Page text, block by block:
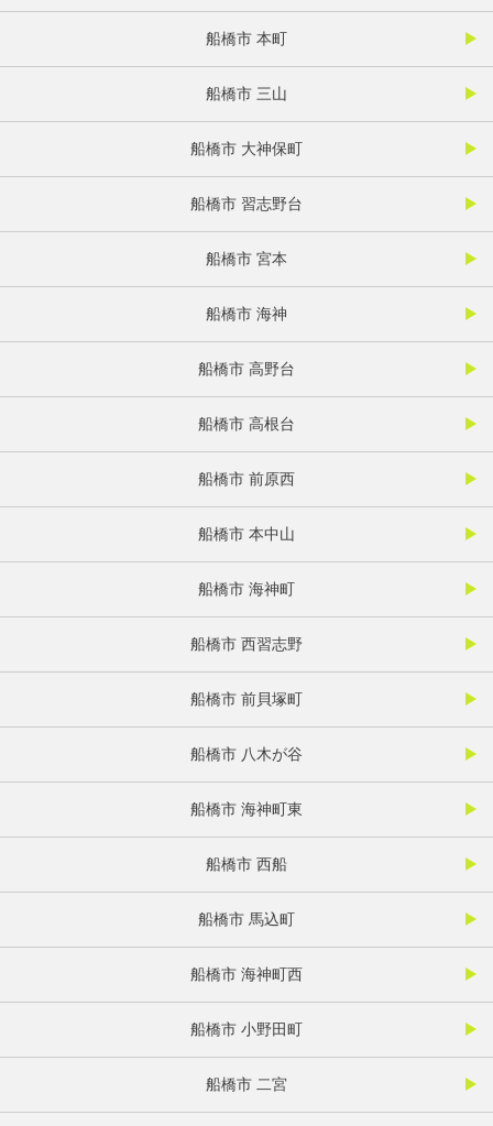
船橋市 本町
船橋市 三山
船橋市 大神保町
船橋市 習志野台
船橋市 宮本
船橋市 海神
船橋市 高野台
船橋市 高根台
船橋市 前原西
船橋市 本中山
船橋市 海神町
船橋市 西習志野
船橋市 前貝塚町
船橋市 八木が谷
船橋市 海神町東
船橋市 西船
船橋市 馬込町
船橋市 海神町西
船橋市 小野田町
船橋市 二宮